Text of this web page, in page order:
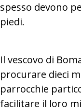
spesso devono
piedi.
Il vescovo di
procurare dieci
parrocchie
facilitare il loro